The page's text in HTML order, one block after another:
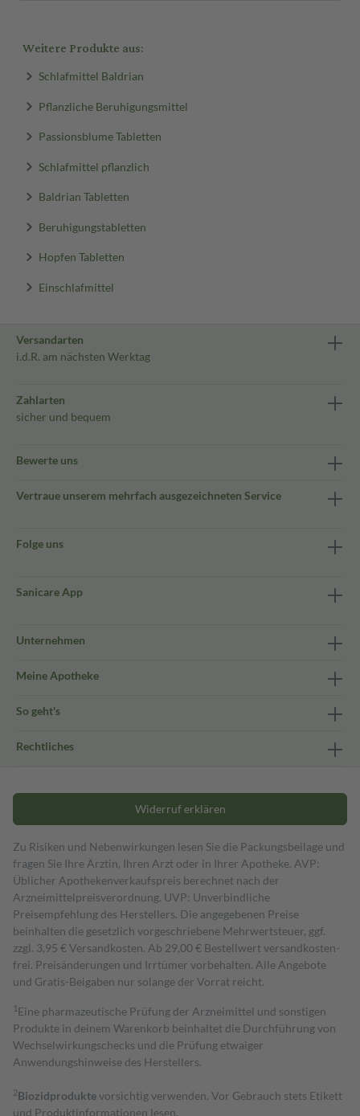
Weitere Produkte aus:
Schlafmittel Baldrian
Pflanzliche Beruhigungsmittel
Passionsblume Tabletten
Schlafmittel pflanzlich
Baldrian Tabletten
Beruhigungstabletten
Hopfen Tabletten
Einschlafmittel
Versandarten
i.d.R. am nächsten Werktag
Zahlarten
sicher und bequem
Bewerte uns
Vertraue unserem mehrfach ausgezeichneten Service
Folge uns
Sanicare App
Unternehmen
Meine Apotheke
So geht's
Rechtliches
Widerruf erklären
Zu Risiken und Nebenwirkungen lesen Sie die Packungsbeilage und
fragen Sie Ihre Ärztin, Ihren Arzt oder in Ihrer Apotheke. AVP:
Üblicher Apothekenverkaufspreis berechnet nach der
Arzneimittelpreisverordnung. UVP: Unverbindliche
Preisempfehlung des Herstellers. Die angegebenen Preise
beinhalten die gesetzlich vorgeschriebene Mehrwertsteuer, ggf.
zzgl. 3,95 € Versandkosten. Ab 29,00 € Bestell­wert versand­kosten­
frei. Preisänderungen und Irrtümer vorbehalten. Alle Angebote
und Gratis-Beigaben nur solange der Vorrat reicht.
1 Eine pharmazeutische Prüfung der Arzneimittel und sonstigen
Produkte in deinem Warenkorb beinhaltet die Durchführung von
Wechselwirkungschecks und die Prüfung etwaiger
Anwendungshinweise des Herstellers.
2Biozidproduktevorsichtig verwenden. Vor Gebrauch stets Etikett
und Produktinformationen lesen.